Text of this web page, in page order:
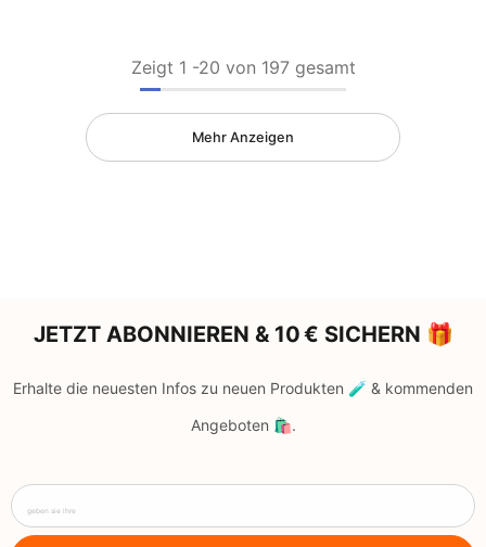
Zeigt 1 -20 von 197 gesamt
Mehr Anzeigen
JETZT ABONNIEREN & 10 € SICHERN 🎁
Erhalte die neuesten Infos zu neuen Produkten 🧪 & kommenden
Angeboten 🛍️.
geben sie ihre